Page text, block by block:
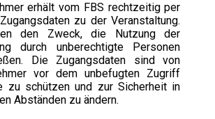
erhält vom FBS rechtzeitig per
zu der Veranstaltung.
den Zweck, die Nutzung der
durch unberechtigte Personen
Die Zugangsdaten sind von
vor dem unbefugten Zugriff
zu schützen und zur Sicherheit in
Abständen zu ändern.